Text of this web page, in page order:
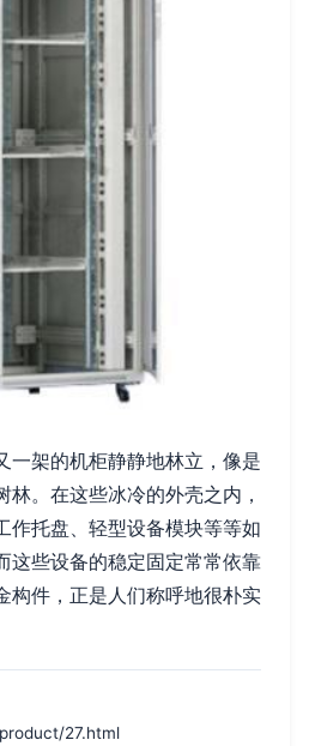
一架的机柜静静地林立，像是
林。在这些冰冷的外壳之内，
作托盘、轻型设备模块等等如
这些设备的稳定固定常常依靠
构件，正是人们称呼地很朴实
27.html